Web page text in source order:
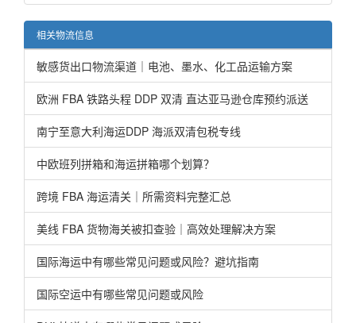
相关物流信息
敏感货出口物流渠道｜电池、墨水、化工品运输方案
欧洲 FBA 铁路头程 DDP 双清 直达亚马逊仓库预约派送
南宁至意大利海运DDP 海派双清包税专线
中欧班列拼箱和海运拼箱哪个划算？
跨境 FBA 海运清关｜所需资料完整汇总
美线 FBA 货物海关被扣查验｜高效处理解决方案
国际海运中有哪些常见问题或风险？避坑指南
国际空运中有哪些常见问题或风险